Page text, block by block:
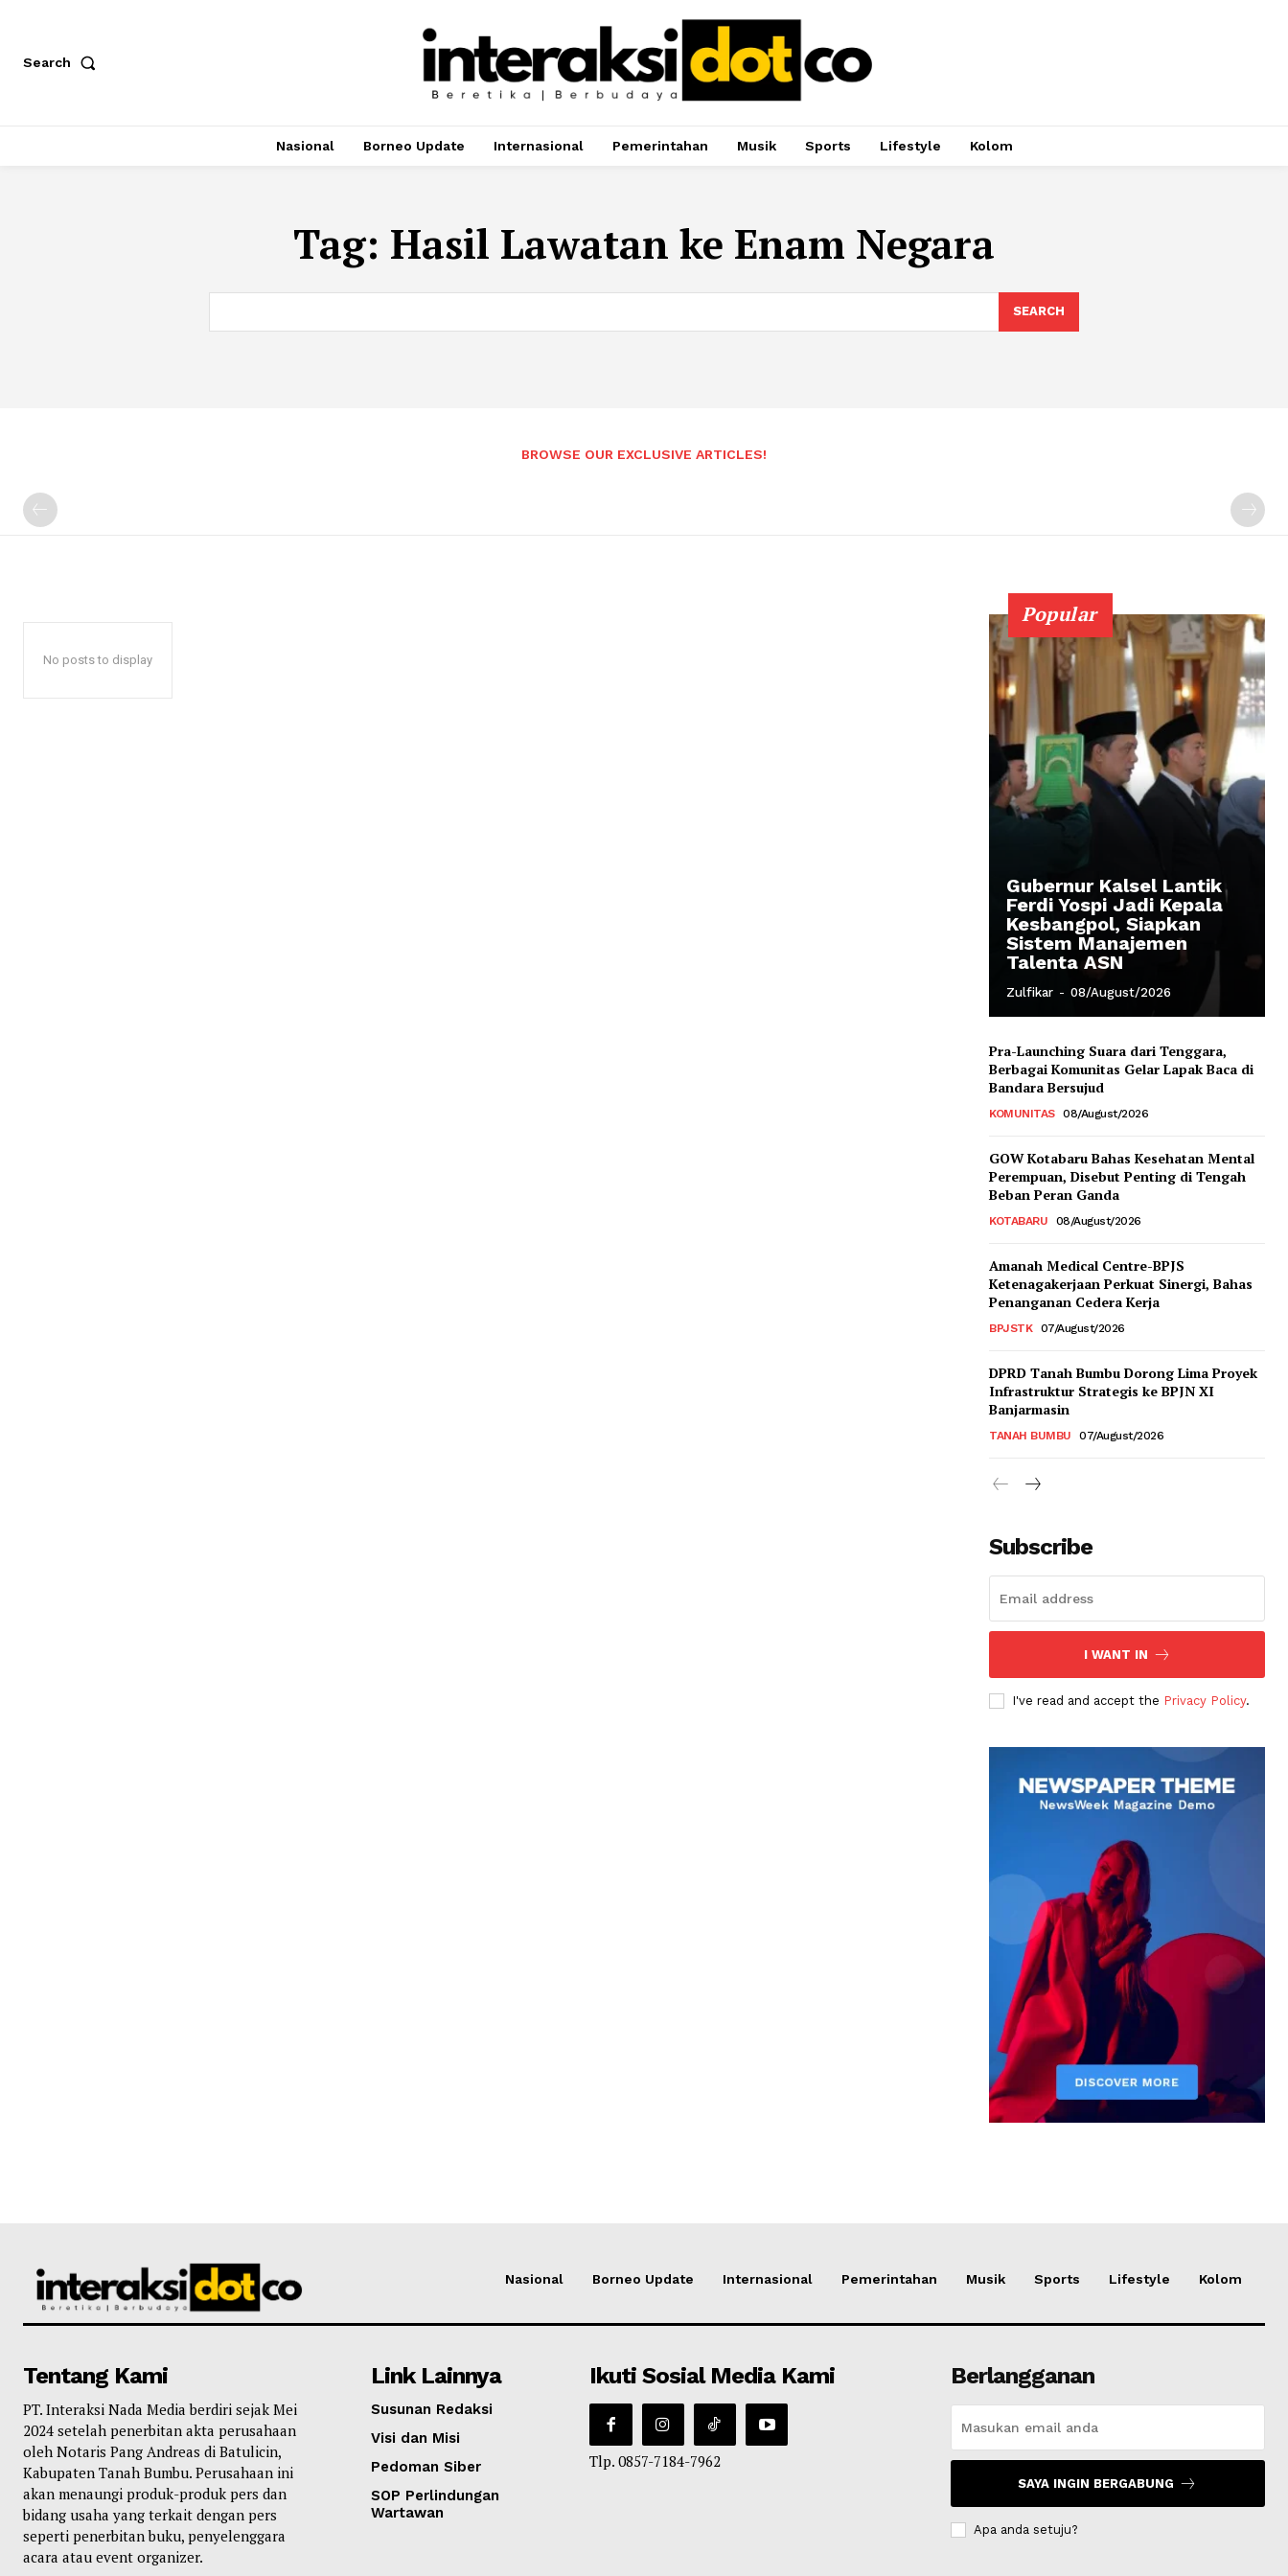
Search
Nasional Borneo Update Internasional Pemerintahan Musik Sports Lifestyle Kolom
Tag: Hasil Lawatan ke Enam Negara
SEARCH
BROWSE OUR EXCLUSIVE ARTICLES!
No posts to display
Popular
Gubernur Kalsel Lantik
Ferdi Yospi Jadi Kepala
Kesbangpol, Siapkan
Sistem Manajemen
Talenta ASN
Zulfikar - 08/August/2026
Pra-Launching Suara dari Tenggara,
Berbagai Komunitas Gelar Lapak Baca di
Bandara Bersujud
KOMUNITAS 08/August/2026
GOW Kotabaru Bahas Kesehatan Mental
Perempuan, Disebut Penting di Tengah
Beban Peran Ganda
KOTABARU 08/August/2026
Amanah Medical Centre-BPJS
Ketenagakerjaan Perkuat Sinergi, Bahas
Penanganan Cedera Kerja
BPJSTK 07/August/2026
DPRD Tanah Bumbu Dorong Lima Proyek
Infrastruktur Strategis ke BPJN XI
Banjarmasin
TANAH BUMBU 07/August/2026
Subscribe
I WANT IN
I've read and accept the Privacy Policy.
Nasional Borneo Update Internasional Pemerintahan Musik Sports Lifestyle Kolom
Tentang Kami
PT. Interaksi Nada Media berdiri sejak Mei
2024 setelah penerbitan akta perusahaan
oleh Notaris Pang Andreas di Batulicin,
Kabupaten Tanah Bumbu. Perusahaan ini
akan menaungi produk-produk pers dan
bidang usaha yang terkait dengan pers
seperti penerbitan buku, penyelenggara
acara atau event organizer.
Link Lainnya
Susunan Redaksi
Visi dan Misi
Pedoman Siber
SOP Perlindungan
Wartawan
Ikuti Sosial Media Kami
Tlp. 0857-7184-7962
Berlangganan
SAYA INGIN BERGABUNG
Apa anda setuju?